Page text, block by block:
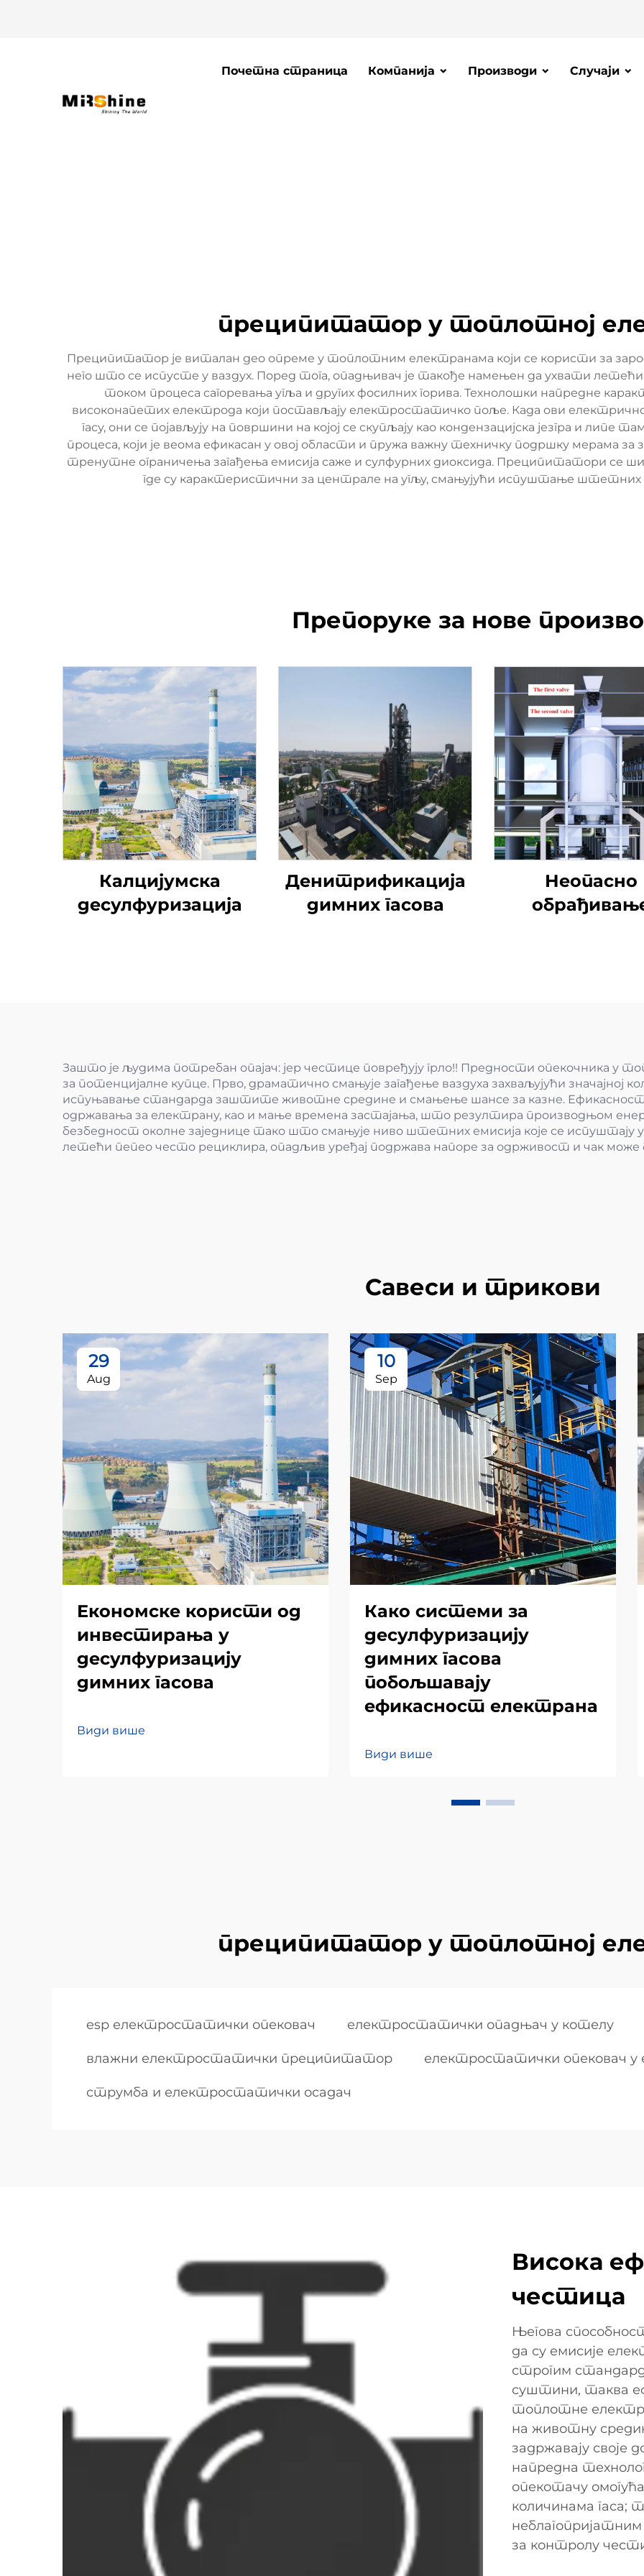
Почетна страница Компанија Производи Случаји
преципитатор у топлотној
Преципитатор је виталан део опреме у топлотним електранама који се користи за
него што се испусте у ваздух. Поред тога, опадњивач је такође намењен да ухвати летећи
током процеса сагоревања угља и других фосилних горива. Технолошки напредне
високонапетих електрода који постављају електростатичко поље. Када ови
гасу, они се појављују на површини на којој се скупљају као кондензацијска језгра и
процеса, који је веома ефикасан у овој области и пружа важну техничку подршку мерама
тренутне ограничења загађења емисија саже и сулфурних диоксида. Преципитатори се
где су карактеристични за централе на угљу, смањујући испуштање штетних
Препоруке за нове
Калцијумска
десулфуризација
Денитрификација
димних гасова
Неопасно
Зашто је људима потребан опајач: јер честице повређују грло!! Предности опекочника у
за потенцијалне купце. Прво, драматично смањује загађење ваздуха захваљујући значајној
испуњавање стандарда заштите животне средине и смањење шансе за казне.
одржавања за електрану, као и мање времена застајања, што резултира производњом
безбедност околне заједнице тако што смањује ниво штетних емисија које се испуштају
летећи пепео често рециклира, опадљив уређај подржава напоре за одрживост и чак
Савеси и трикови
29
Aug
Економске користи од
инвестирања у
десулфуризацију
димних гасова
Види више
10
Sep
Како системи за
десулфуризацију
димних гасова
побољшавају
ефикасност електрана
Види више
преципитатор у топлотној
esp електростатички опековач електростатички опадњач у котелу
влажни електростатички преципитатор електростатички опековач
струмба и електростатички осадач
Висока
честица
Његова
да су емисије
строгим
суштини, таква
топлотне
на животну
задржавају своје
напредна
опекотачу
количинама гаса;
за контролу